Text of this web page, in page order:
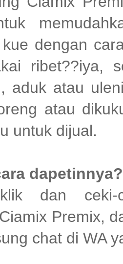
dengan
ribet??iya,
aduk atau
atau
untuk dijual.
dan ceki-
Premix,
chat di WA